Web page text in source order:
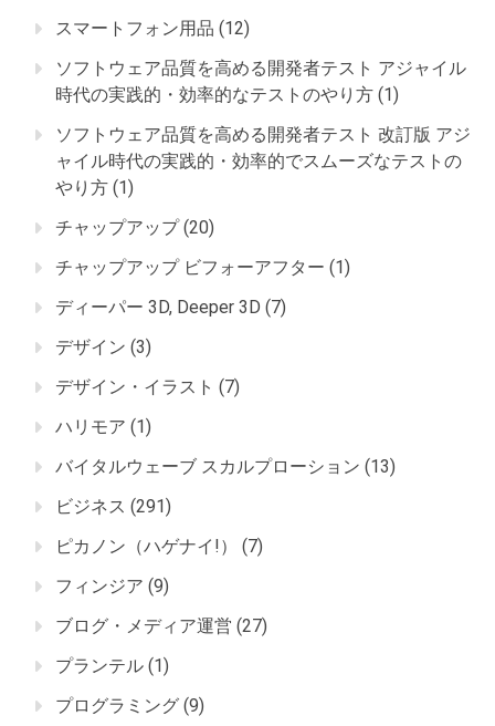
スマートフォン用品 (12)
ソフトウェア品質を高める開発者テスト アジャイル
時代の実践的・効率的なテストのやり方 (1)
ソフトウェア品質を高める開発者テスト 改訂版 アジ
ャイル時代の実践的・効率的でスムーズなテストの
やり方 (1)
チャップアップ(20)
チャップアップ ビフォーアフター (1)
ディーパー 3D, Deeper 3D (7)
デザイン (3)
デザイン・イラスト (7)
ハリモア (1)
バイタルウェーブ スカルプローション (13)
ビジネス (291)
ピカノン（ハゲナイ!）
(7)
フィンジア (9)
ブログ・メディア運営 (27)
プランテル (1)
プログラミング (9)